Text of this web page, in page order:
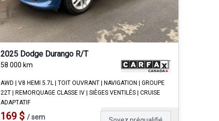
2025 Dodge Durango R/T
58 000 km
AWD | V8 HEMI 5.7L | TOIT OUVRANT | NAVIGATION | GROUPE
22T | REMORQUAGE CLASSE IV | SIÈGES VENTILÉS | CRUISE
ADAPTATIF
169$ / sem